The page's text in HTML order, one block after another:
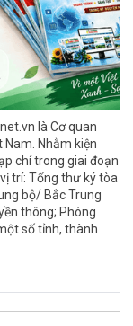
là Cơ quan
Nam. Nhằm kiện
chí trong giai đoạn
trí: Tổng thư ký tòa
bộ/ Bắc Trung
thông; Phóng
số tỉnh, thành